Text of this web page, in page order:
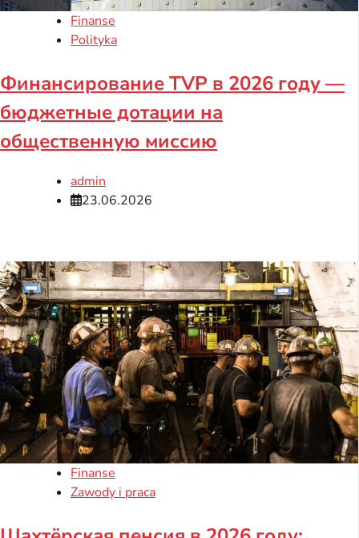
Finanse
Polityka
Финансирование TVP в 2026 году —
бюджетные дотации на
общественную миссию
admin
23.06.2026
Finanse
Zawody i praca